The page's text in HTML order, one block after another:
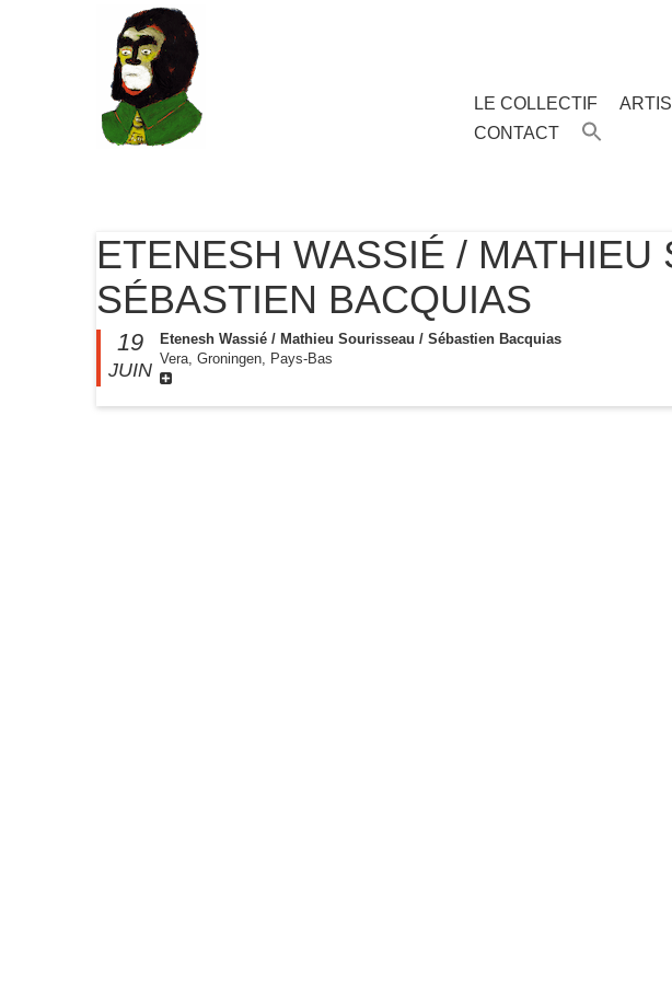
MENU
Aller
contenu
LE COLLECTIF
CONTACT
ETENESH WASSIÉ / MATHIEU
SÉBASTIEN BACQUIAS
19
JUIN
Etenesh Wassié / Mathieu Sourisseau / Sébastien Bacquias
Vera, Groningen, Pays-Bas